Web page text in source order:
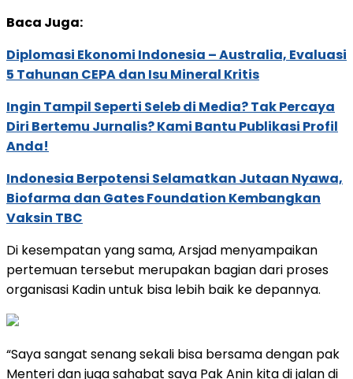
Baca Juga:
Diplomasi Ekonomi Indonesia – Australia, Evaluasi
5 Tahunan CEPA dan Isu Mineral Kritis
Ingin Tampil Seperti Seleb di Media? Tak Percaya
Diri Bertemu Jurnalis? Kami Bantu Publikasi Profil
Anda!
Indonesia Berpotensi Selamatkan Jutaan Nyawa,
Biofarma dan Gates Foundation Kembangkan
Vaksin TBC
Di kesempatan yang sama, Arsjad menyampaikan
pertemuan tersebut merupakan bagian dari proses
organisasi Kadin untuk bisa lebih baik ke depannya.
“Saya sangat senang sekali bisa bersama dengan pak
Menteri dan juga sahabat saya Pak Anin kita di jalan di